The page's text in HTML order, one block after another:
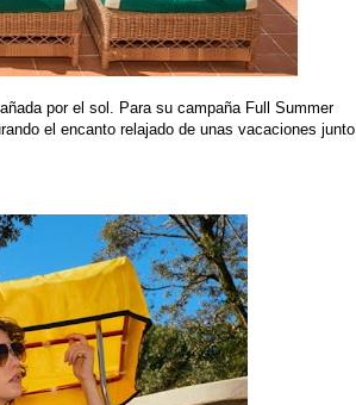
por el sol. Para su campaña Full Summer
el encanto relajado de unas vacaciones junto